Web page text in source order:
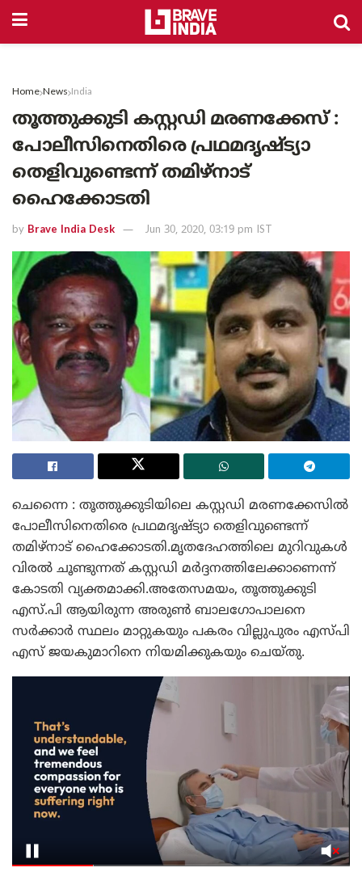
Home News India
തൂത്തുക്കുടി കസ്റ്റഡി മരണക്കേസ് :
പോലീസിനെതിരെ പ്രഥമദൃഷ്ട്യാ
തെളിവുണ്ടെന്ന് തമിഴ്നാട്
ഹൈക്കോടതി
by Brave India Desk Jun 30, 2020, 03:19 pm IST
ചെന്നൈ : തൂത്തുക്കുടിയിലെ കസ്റ്റഡി മരണക്കേസിൽ
പോലീസിനെതിരെ പ്രഥമദൃഷ്ട്യാ തെളിവുണ്ടെന്ന്
തമിഴ്നാട് ഹൈക്കോടതി.മൃതദേഹത്തിലെ മുറിവുകൾ
വിരൽ ചൂണ്ടുന്നത് കസ്റ്റഡി മർദ്ദനത്തിലേക്കാണെന്ന്
കോടതി വ്യക്തമാക്കി.അതേസമയം, തൂത്തുക്കുടി
എസ്.പി ആയിരുന്ന അരുൺ ബാലഗോപാലനെ
സർക്കാർ സ്ഥലം മാറ്റുകയും പകരം വില്ലുപുരം എസ്പി
എസ് ജയകുമാറിനെ നിയമിക്കുകയും ചെയ്തു.